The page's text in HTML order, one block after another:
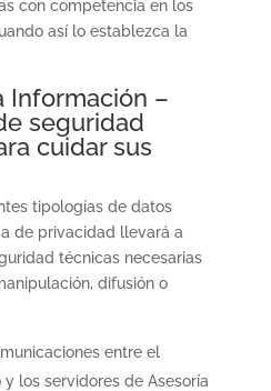
con competencia en los
así lo establezca la
Información –
seguridad
cuidar sus
tipologías de datos
de privacidad llevará a
técnicas necesarias
difusión o
entre el
los servidores de Asesoría